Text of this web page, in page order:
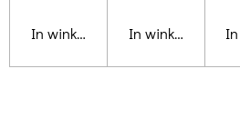
In winkelwagenIn winkelwagen